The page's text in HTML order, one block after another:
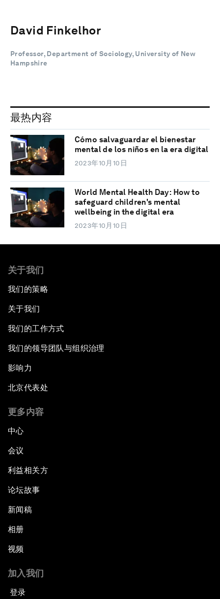
David Finkelhor
Professor, Department of Sociology, University of New
Hampshire
最热内容
Cómo salvaguardar el bienestar
mental de los niños en la era digital
2023年10月10日
World Mental Health Day: How to
safeguard children's mental
wellbeing in the digital era
2023年10月10日
关于我们
我们的策略
关于我们
我们的工作方式
我们的领导团队与组织治理
影响力
北京代表处
更多内容
中心
会议
利益相关方
论坛故事
新闻稿
相册
视频
加入我们
登录